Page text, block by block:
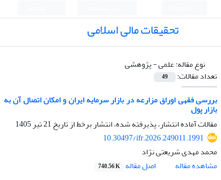
تحقیقات مالی اسلامی
نوع مقاله:علمی - پژوهشی
تعداد مقالات:
49
بررسی فقهی اوراق مزارعه در بازار سرمایه ایران و امکان اتصال آن به
بازار پول
مقالات آماده انتشار، پذیرفته شده، انتشار برخط از تاریخ21 تیر 1405
10.30497/ifr.2026.249011.1991
محمد مهدی شریعتی نژاد
مشاهده مقاله
اصل مقاله 740.56 K